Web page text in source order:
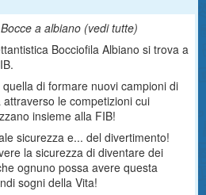
a albiano (vedi tutte)
Bocciofila Albiano si trova a
di formare nuovi campioni di
le competizioni cui
insieme alla FIB!
sicurezza e... del divertimento!
la sicurezza di diventare dei
ognuno possa avere questa
sogni della Vita!